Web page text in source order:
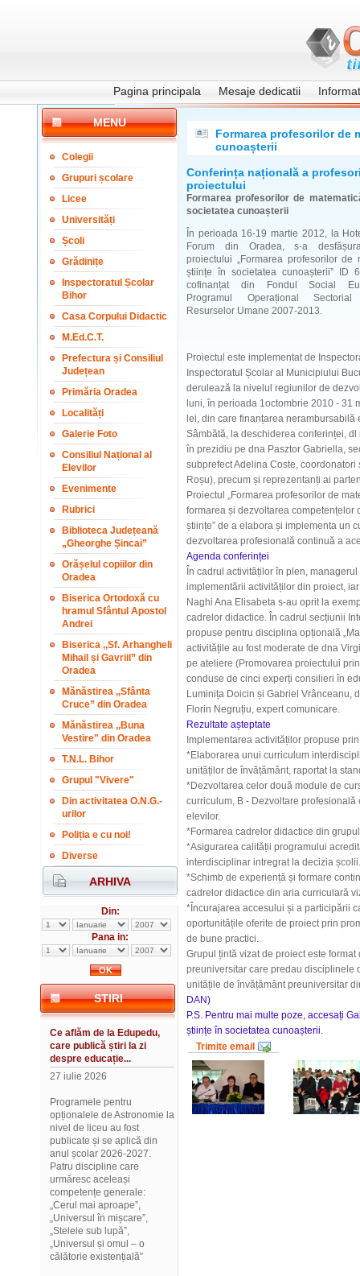
Pagina principala Mesaje dedicatii
MENU
Colegii
Grupuri școlare
Licee
Universități
Școli
Grădinițe
Inspectoratul Școlar
Bihor
Casa Corpului Didactic
M.Ed.C.T.
Prefectura și Consiliul
Județean
Primăria Oradea
Localități
Galerie Foto
Consiliul Național al
Elevilor
Evenimente
Rubrici
Biblioteca Județeană
„Gheorghe Șincai”
Orășelul copiilor din
Oradea
Biserica Ortodoxă cu
hramul Sfântul Apostol
Andrei
Biserica ,,Sf. Arhangheli
Mihail și Gavriil” din
Oradea
Mănăstirea ,,Sfânta
Cruce” din Oradea
Mănăstirea ,,Buna
Vestire" din Oradea
T.N.L. Bihor
Grupul "Vivere"
Din activitatea O.N.G.-
urilor
Poliția e cu noi!
Diverse
ARHIVA
Din:
Pana in:
STIRI
Ce aflăm de la Edupedu,
care publică știri la zi
despre educație...
27 iulie 2026
Programele pentru
opționalele de Astronomie la
nivel de liceu au fost
publicate și se aplică din
anul școlar 2026-2027.
Patru discipline care
urmăresc aceleași
competențe generale:
„Cerul mai aproape”,
„Universul în mișcare”,
„Stelele sub lupă”,
„Universul și omul – o
călătorie existențială”
Formarea profesorilor de
cunoașterii
Conferința națională a
proiectului
Formarea profesorilor de
societatea cunoașterii
În perioada 16-19 martie 2012, la
Forum din Oradea, s-a
proiectului „Formarea profesorilor de
științe în societatea cunoașterii” ID
cofinanțat din Fondul Social
Programul Operațional Sectorial
Resurselor Umane 2007-2013.
Proiectul este implementat de
Inspectoratul Școlar al Municipiului
derulează la nivelul regiunilor de
luni, în perioada 1octombrie 2010 - 31
lei, din care finanțarea nerambursabilă
Sâmbătă, la deschiderea conferinței,
în prezidiu pe dna Pasztor Gabriella,
subprefect Adelina Coste,
Roșu), precum și reprezentanți ai
Proiectul „Formarea profesorilor de
formarea și dezvoltarea competențelor
științe” de a elabora și implementa un
dezvoltarea profesională continuă a
Agenda conferinței
În cadrul activităților în plen,
implementării activităților din proiect,
Naghi Ana Elisabeta s-au oprit la
cadrelor didactice. În cadrul secțiunii
propuse pentru disciplina opțională
activitățile au fost moderate de dna
pe ateliere (Promovarea proiectului
conduse de cinci experți consilieri în
Luminița Doicin și Gabriel Vrânceanu,
Florin Negruțiu, expert comunicare.
Rezultate așteptate
Imp lementarea activităților propuse
*Elaborarea unui curriculum
unităților de învățământ, raportat la
*Dezvoltarea celor două module de
curriculum, B - Dezvoltare
elevilor.
*Formarea cadrelor didactice din
*Asigurarea calității programului
interdisciplinar intregrat la decizia școlii.
*Schimb de experiență și formare
cadrelor didactice din aria curriculară
*Încurajarea accesului și a participării
oportunitățile oferite de proiect prin
de bune practici.
Grupul țintă vizat de proiect este
preuniversitar care predau disciplinele
unitățile de învățământ preuniversitar
DAN)
P.S. Pentru mai multe poze, accesați
științe în societatea cunoașterii.
Trimite email